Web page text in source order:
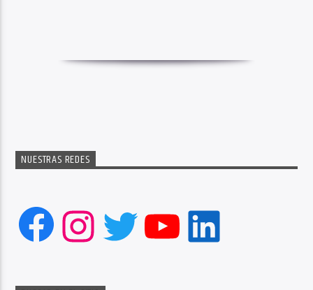
NUESTRAS REDES
Facebook
Instagram
Twitter
YouTube
LinkedIn